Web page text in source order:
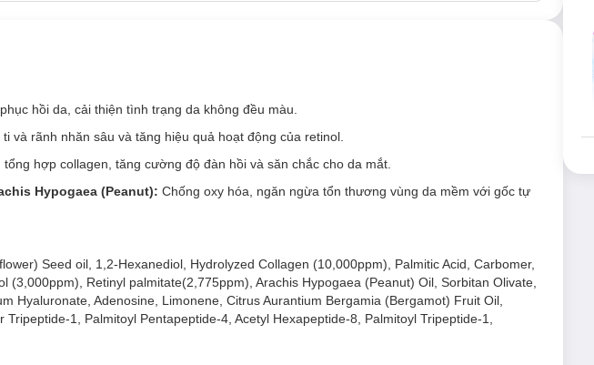
hồi da, cải thiện tình trạng da không đều màu.
và rãnh nhăn sâu và tăng hiệu quả hoạt động của retinol.
hợp collagen, tăng cường độ đàn hồi và săn chắc cho da mắt.
Hypogaea (Peanut): Chống oxy hóa, ngăn ngừa tổn thương vùng da mềm với gốc tự
Seed oil, 1,2-Hexanediol, Hydrolyzed Collagen (10,000ppm), Palmitic Acid, Carbomer,
(3,000ppm), Retinyl palmitate(2,775ppm), Arachis Hypogaea (Peanut) Oil, Sorbitan Olivate,
Hyaluronate, Adenosine, Limonene, Citrus Aurantium Bergamia (Bergamot) Fruit Oil,
1, Palmitoyl Pentapeptide-4, Acetyl Hexapeptide-8, Palmitoyl Tripeptide-1,